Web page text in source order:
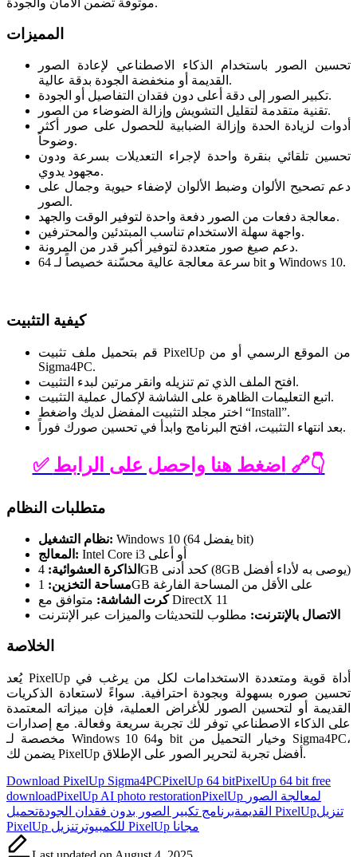
موثوقة تضمن الأمان والجودة.
المميزات
تحسين الصور باستخدام الذكاء الاصطناعي لإعادة الصور
القديمة أو منخفضة الجودة بدقة عالية.
تكبير الصور إلى دقة أعلى دون فقدان التفاصيل أو الجودة.
تقنية متقدمة لتقليل التشويش وإزالة الضوضاء من الصور.
أدوات لزيادة الحدة وإزالة الضبابية للحصول على صور أكثر
وضوحاً.
تحسين تلقائي بنقرة واحدة لإجراء التعديلات بسرعة ودون
مجهود يدوي.
دعم تصحيح الألوان وضبط الألوان لإضفاء حيوية وجمال على
الصور.
معالجة دفعات من الصور دفعة واحدة لتوفير الوقت والجهد.
واجهة سهلة الاستخدام تناسب المبتدئين والمحترفين.
دعم صيغ صور متعددة لتوفير أكبر قدر من المرونة.
سرعة معالجة عالية محسّنة خصيصاً لـ 64 bit و Windows 10.
كيفية التثبيت
قم بتحميل ملف تثبيت PixelUp من الموقع الرسمي أو من
Sigma4PC.
افتح الملف الذي تم تنزيله وانقر مرتين لبدء التثبيت.
اتبع التعليمات الظاهرة على الشاشة لإكمال عملية التثبيت.
اختر مجلد التثبيت المفضل لديك واضغط “Install”.
بعد انتهاء التثبيت، افتح البرنامج وابدأ في تحسين صورك فوراً.
✅ اضغط هنا واحصل على الرابط 🔗👇
متطلبات النظام
نظام التشغيل:
Windows 10 (يفضل 64 bit)
المعالج:
Intel Core i3 أو أعلى
الذاكرة العشوائية:
4GB كحد أدنى (8GB يوصى به لأداء أفضل)
مساحة التخزين:
1GB على الأقل من المساحة الفارغة
كرت الشاشة:متوافق مع DirectX 11
الاتصال بالإنترنت: مطلوب للتحديثات والميزات عبر الإنترنت
الخلاصة
يُعد PixelUp أداة قوية ومتعددة الاستخدامات لكل من يرغب في
تحسين صوره بسهولة وبجودة احترافية. سواءً لاستعادة الذكريات
القديمة أو لتحسين الصور للأغراض العملية، فإن ميزاته المعتمدة
على الذكاء الاصطناعي توفر لك تجربة سريعة وفعالة. مع إصدارات
مخصصة لـ Windows 10 و64 bit وخيار التحميل من Sigma4PC،
يضمن لك PixelUp أفضل تجربة لتحرير الصور على الإطلاق.
Tags:
Download PixelUp Sigma4PCPixelUp 64 bitPixelUp 64 bit free
downloadPixelUp AI photo restorationPixelUp لمعالجة الصور
القديمةبرنامج تكبير الصور بدون فقدان الجودة تحميل PixelUpتنزيل
PixelUp للكمبيوتر
تنزيل PixelUp مجانا